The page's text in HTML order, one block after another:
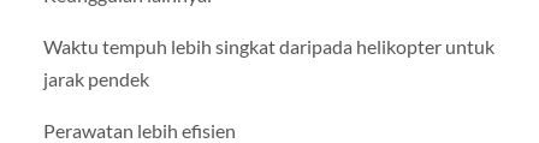
Waktu tempuh lebih singkat daripada helikopter untuk
jarak pendek
Perawatan lebih efisien